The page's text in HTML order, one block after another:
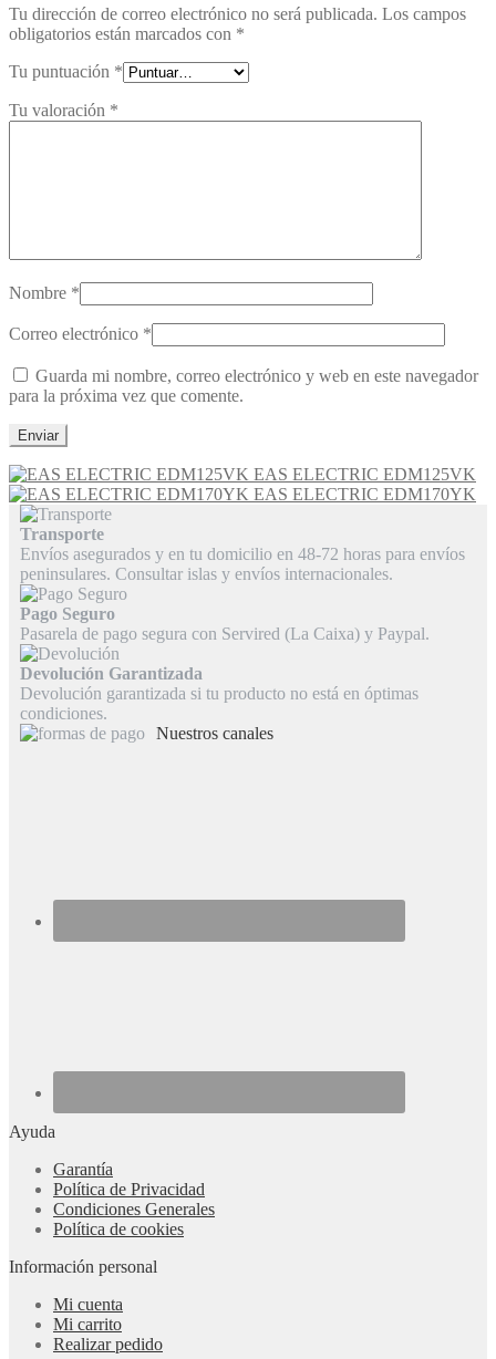
Tu dirección de correo electrónico no será publicada. Los campos
obligatorios están marcados con *
Tu puntuación *
Tu valoración *
Nombre *
Correo electrónico *
Guarda mi nombre, correo electrónico y web en este navegador
para la próxima vez que comente.
EAS ELECTRIC EDM125VK
EAS ELECTRIC EDM170YK
Transporte
Envíos asegurados y en tu domicilio en 48-72 horas para envíos
peninsulares. Consultar islas y envíos internacionales.
Pago Seguro
Pasarela de pago segura con Servired (La Caixa) y Paypal.
Devolución Garantizada
Devolución garantizada si tu producto no está en óptimas
condiciones.
Nuestros canales
Ayuda
Garantía
Política de Privacidad
Condiciones Generales
Política de cookies
Información personal
Mi cuenta
Mi carrito
Realizar pedido